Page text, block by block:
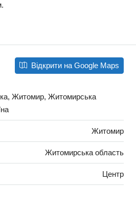
Відкрити на Google Maps
Житомир, Житомирська
Житомир
Житомирська область
Центр